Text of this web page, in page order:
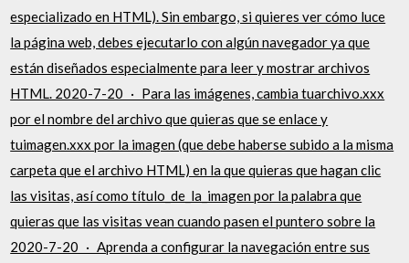
especializado en HTML). Sin embargo, si quieres ver cómo luce
la página web, debes ejecutarlo con algún navegador ya que
están diseñados especialmente para leer y mostrar archivos
HTML. 2020-7-20 · Para las imágenes, cambia tuarchivo.xxx
por el nombre del archivo que quieras que se enlace y
tuimagen.xxx por la imagen (que debe haberse subido a la misma
carpeta que el archivo HTML) en la que quieras que hagan clic
las visitas, así como título_de_la_imagen por la palabra que
quieras que las visitas vean cuando pasen el puntero sobre la
2020-7-20 · Aprenda a configurar la navegación entre sus